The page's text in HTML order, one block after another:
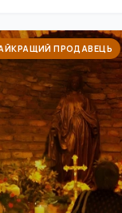
ПРОДАВЕЦЬ